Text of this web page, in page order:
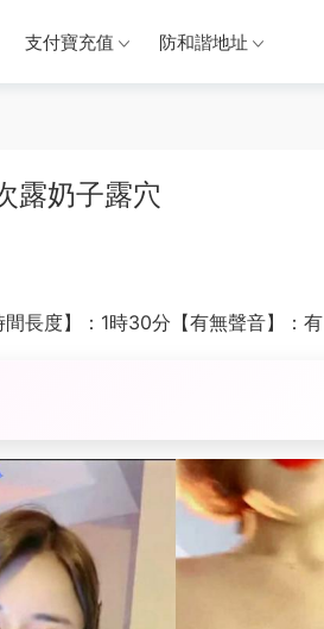
支付寶充值 防和諧地址
奶子露穴
長度】：1時30分【有無聲音】：有